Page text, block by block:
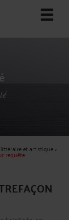
et artistique>
requête